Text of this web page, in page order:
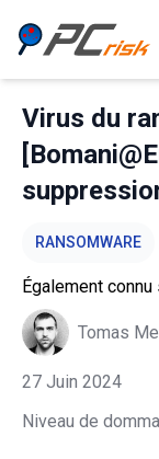
Virus du
RANSOMWARE
Également
Tomas
27 Juin 2024
Niveau de